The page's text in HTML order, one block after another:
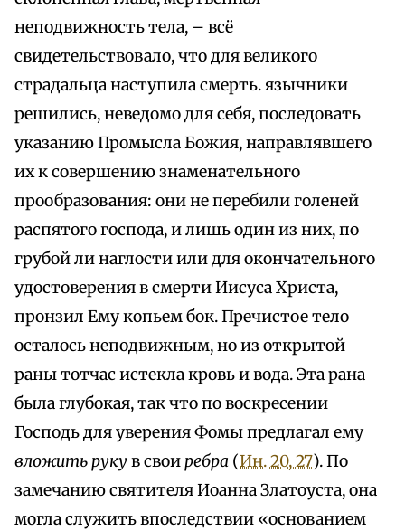
неподвижность тела, – всё
свидетельствовало, что для великого
страдальца наступила смерть. язычники
решились, неведомо для себя, последовать
указанию Промысла Божия, направлявшего
их к совершению знаменательного
прообразования: они не перебили голеней
распятого господа, и лишь один из них, по
грубой ли наглости или для окончательного
удостоверения в смерти Иисуса Христа,
пронзил Ему копьем бок. Пречистое тело
осталось неподвижным, но из открытой
раны тотчас истекла кровь и вода. Эта рана
была глубокая, так что по воскресении
Господь для уверения Фомы предлагал ему
вложить рукув своиребра (Ин. 20, 27). По
замечанию святителя Иоанна Златоуста, она
могла служить впоследствии «основанием